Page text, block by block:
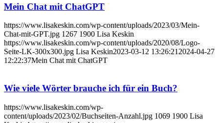
Mein Chat mit ChatGPT
https://www.lisakeskin.com/wp-content/uploads/2023/03/Mein-
Chat-mit-GPT.jpg 1267 1900 Lisa Keskin
https://www.lisakeskin.com/wp-content/uploads/2020/08/Logo-
Seite-LK-300x300.jpg Lisa Keskin2023-03-12 13:26:212024-04-27
12:22:37Mein Chat mit ChatGPT
Wie viele Wörter brauche ich für ein Buch?
https://www.lisakeskin.com/wp-
content/uploads/2023/02/Buchseiten-Anzahl.jpg 1069 1900 Lisa